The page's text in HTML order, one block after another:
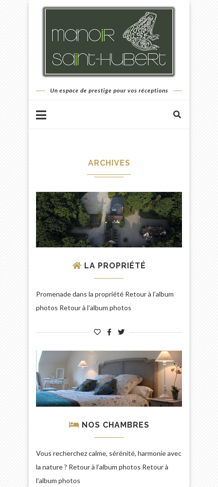
Un espace de prestige pour vos réceptions
ARCHIVES
LA PROPRIÉTÉ
Promenade dans la propriété Retour à l’album
photos Retour à l’album photos
NOS CHAMBRES
Vous recherchez calme, sérénité, harmonie avec
la nature ? Retour à l’album photos Retour à
l’album photos